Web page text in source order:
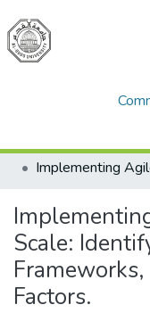
Scale:
Frameworks,
Factors.